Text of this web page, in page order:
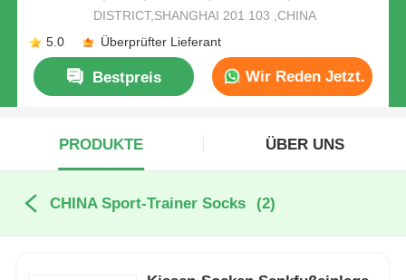
DISTRICT,SHANGHAI 201 103 ,CHINA
5.0
Überprüfter Lieferant
Bestpreis Wir Reden Jetzt.
PRODUKTE ÜBER UNS
CHINA Sport-Trainer Socks (2)